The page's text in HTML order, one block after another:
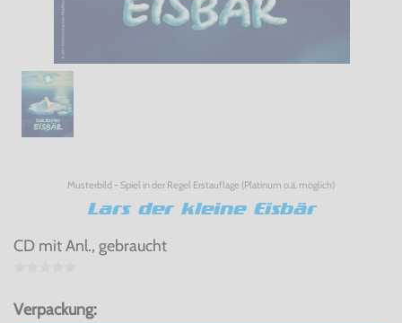
Musterbild - Spiel in der Regel Erstauflage (Platinum o.ä. möglich)
Lars der kleine Eisbär
CD mit Anl., gebraucht
Verpackung: